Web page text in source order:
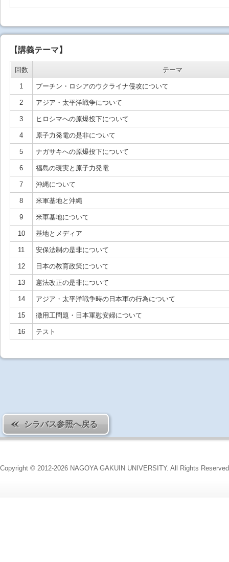
【講義テーマ】
回数 テーマ
1 プーチン・ロシアのウクライナ侵攻について
2 アジア・太平洋戦争について
3 ヒロシマへの原爆投下について
4 原子力発電の是非について
5 ナガサキへの原爆投下について
6 福島の現実と原子力発電
7 沖縄について
8 米軍基地と沖縄
9 米軍基地について
10 基地とメディア
11 安保法制の是非について
12 日本の教育政策について
13 憲法改正の是非について
14 アジア・太平洋戦争時の日本軍の行為について
15 徴用工問題・日本軍慰安婦について
16 テスト
シラバス参照へ戻る
Copyright © 2012-2026 NAGOYA GAKUIN UNIVERSITY. All Rights